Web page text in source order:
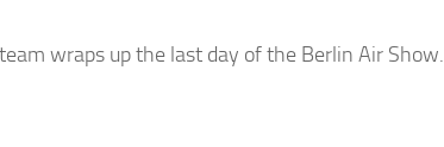
wraps up the last day of the Berlin Air Show.